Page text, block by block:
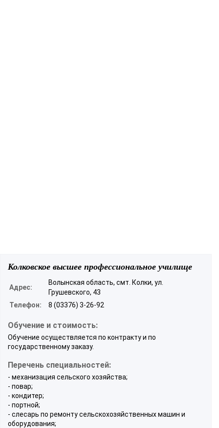
Колковское высшее профессиональное училище
Адрес:
Волынская область, смт. Колки, ул.
Грушевского, 43
Телефон:
8 (03376) 3-26-92
Обучение и стоимость:
Обучение осуществляется по контракту и по
государственному заказу.
Перечень специальностей:
- механизация сельского хозяйства;
- повар;
- кондитер;
- портной;
- слесарь по ремонту сельскохозяйственных машин и
оборудования;